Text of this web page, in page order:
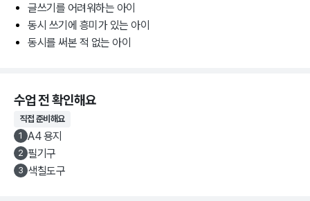
글쓰기를 어려워하는 아이
동시 쓰기에 흥미가 있는 아이
동시를 써본 적 없는 아이
수업 전 확인해요
직접 준비해요
1 A4 용지
2 필기구
3 색칠도구